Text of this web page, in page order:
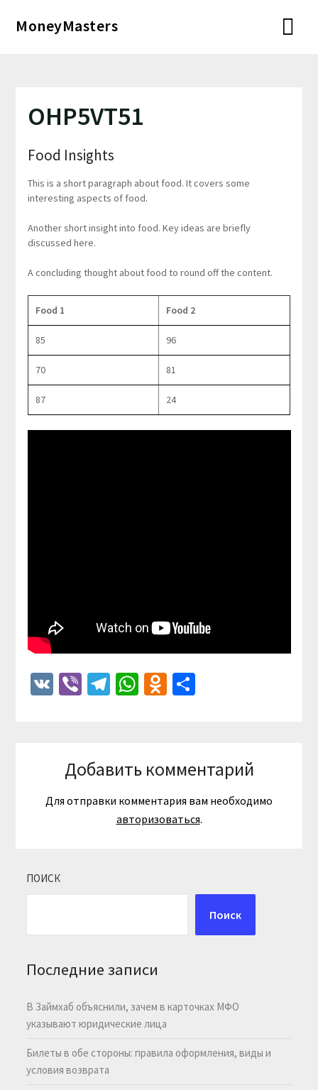
MoneyMasters
OHP5VT51
Food Insights
This is a short paragraph about food. It covers some
interesting aspects of food.
Another short insight into food. Key ideas are briefly
discussed here.
A concluding thought about food to round off the content.
Food 1 Food 2
85 96
70 81
87 24
VKViberTelegram
WhatsApp
Odnoklassniki
Отправить
Добавить комментарий
Для отправки комментария вам необходимо
авторизоваться.
ПОИСК
Поиск
Последние записи
В Займхаб объяснили, зачем в карточках МФО
указывают юридические лица
Билеты в обе стороны: правила оформления, виды и
условия возврата